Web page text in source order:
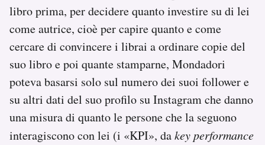
libro prima, per decidere quanto investire su di lei
come autrice, cioè per capire quanto e come
cercare di convincere i librai a ordinare copie del
suo libro e poi quante stamparne, Mondadori
poteva basarsi solo sul numero dei suoi follower e
su altri dati del suo profilo su Instagram che danno
una misura di quanto le persone che la seguono
interagiscono con lei (i «KPI», dakey performance